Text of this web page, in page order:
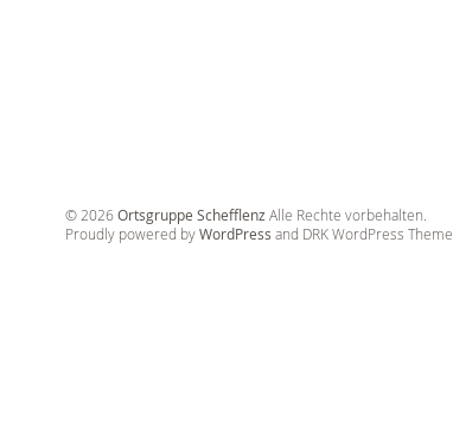
© 2026Ortsgruppe Schefflenz Alle Rechte vorbehalten.
Proudly powered byWordPress and DRK WordPress Theme